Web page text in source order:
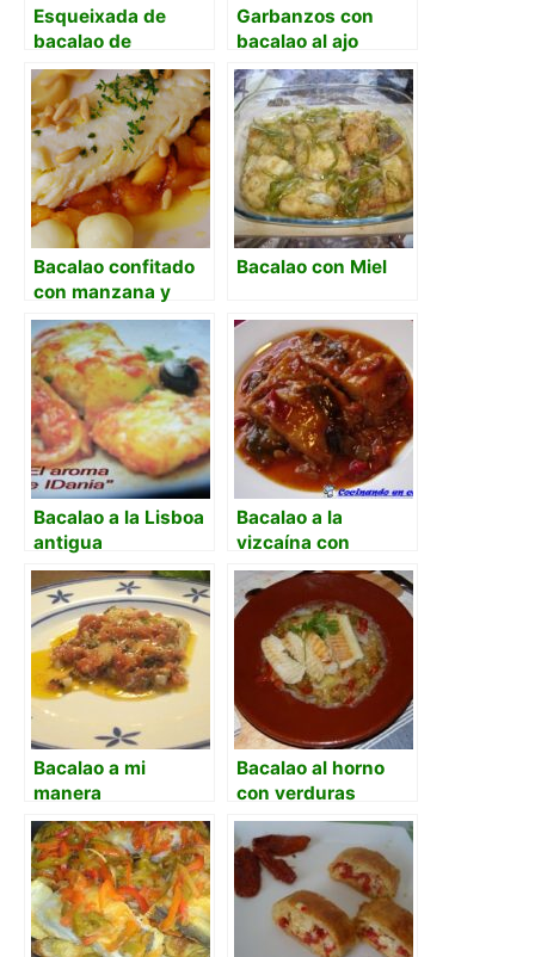
Esqueixada de
bacalao de
Agramunt
Garbanzos con
bacalao al ajo
arriero
Bacalao confitado
con manzana y
piñones.
Bacalao con Miel
Bacalao a la Lisboa
antigua
Bacalao a la
vizcaína con
pimiento choricero
en pulpa
Bacalao a mi
manera
Bacalao al horno
con verduras
confitadas